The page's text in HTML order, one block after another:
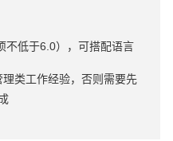
低于6.0），可搭配语言
类工作经验，否则需要先